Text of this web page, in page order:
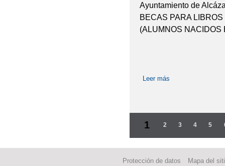
Ayuntamiento de
BECAS PARA
(ALUMNOS NACIDOS
Leer más
Páginas
1 2 3 4 5
Protección de datos Mapa del